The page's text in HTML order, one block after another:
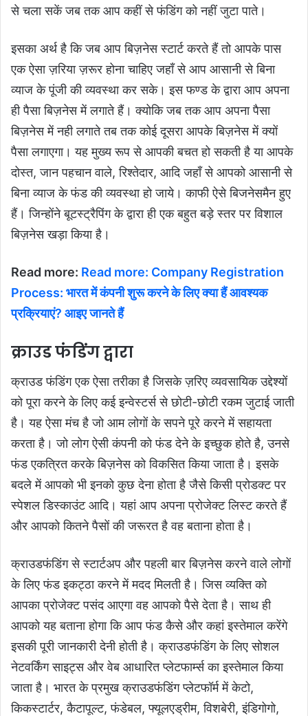
से चला सकें जब तक आप कहीं से फंडिंग को नहीं जुटा पाते।
इसका अर्थ है कि जब आप बिज़नेस स्टार्ट करते हैं तो आपके पास
एक ऐसा ज़रिया ज़रूर होना चाहिए जहाँ से आप आसानी से बिना
व्याज के पूंजी की व्यवस्था कर सके। इस फण्ड के द्वारा आप अपना
ही पैसा बिज़नेस में लगाते हैं। क्योकि जब तक आप अपना पैसा
बिज़नेस में नही लगाते तब तक कोई दूसरा आपके बिज़नेस में क्यों
पैसा लगाएगा। यह मुख्य रूप से आपकी बचत हो सकती है या आपके
दोस्त, जान पहचान वाले, रिश्तेदार, आदि जहाँ से आपको आसानी से
बिना व्याज के फंड की व्यवस्था हो जाये। काफी ऐसे बिजनेसमैन हुए
हैं। जिन्होंने बूटस्ट्रैपिंग के द्वारा ही एक बहुत बड़े स्तर पर विशाल
बिज़नेस खड़ा किया है।
Read more: Read more: Company Registration
Process: भारत में कंपनी शुरू करने के लिए क्या हैं आवश्यक
प्रक्रियाएं? आइए जानते हैं
क्राउड फंडिंग द्वारा
क्राउड फंडिंग एक ऐसा तरीका है जिसके ज़रिए व्यवसायिक उद्देश्यों
को पूरा करने के लिए कई इन्वेस्टर्स से छोटी-छोटी रकम जुटाई जाती
है। यह ऐसा मंच है जो आम लोगों के सपने पूरे करने में सहायता
करता है। जो लोग ऐसी कंपनी को फंड देने के इच्छुक होते है, उनसे
फंड एकत्रित करके बिज़नेस को विकसित किया जाता है। इसके
बदले में आपको भी इनको कुछ देना होता है जैसे किसी प्रोडक्ट पर
स्पेशल डिस्काउंट आदि। यहां आप अपना प्रोजेक्ट लिस्ट करते हैं
और आपको कितने पैसों की जरूरत है वह बताना होता है।
क्राउडफंडिंग से स्टार्टअप और पहली बार बिज़नेस करने वाले लोगों
के लिए फंड इकट्ठा करने में मदद मिलती है। जिस व्यक्ति को
आपका प्रोजेक्ट पसंद आएगा वह आपको पैसे देता है। साथ ही
आपको यह बताना होगा कि आप फंड कैसे और कहां इस्तेमाल करेंगे
इसकी पूरी जानकारी देनी होती है। क्राउडफंडिंग के लिए सोशल
नेटवर्किंग साइट्स और वेब आधारित प्लेटफार्म्स का इस्तेमाल किया
जाता है। भारत के प्रमुख क्राउडफंडिंग प्लेटफॉर्म में केटो,
किकस्टार्टर, कैटापूल्ट, फंडेबल, फ्यूलएड्रीम, विशबेरी, इंडिगोगो,